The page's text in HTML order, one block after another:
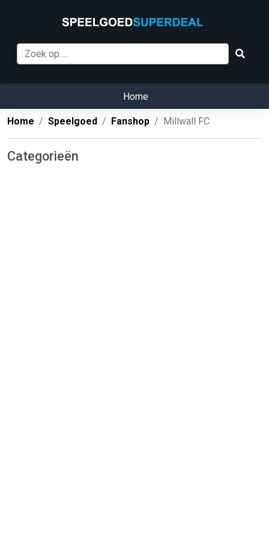
Home
Home Speelgoed Fanshop Millwall FC
Categorieën